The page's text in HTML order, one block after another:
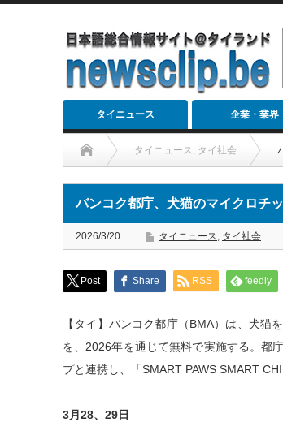
タイニュース 企業・業界
タイニュース, タイ社会
バンコク都庁、犬猫のマイクロチ
2026/3/20 タイニュース, タイ社会
Post Share RSS feedly
【タイ】バンコク都庁（BMA）は、犬猫
を、2026年を通じて無料で実施する。都
プと連携し、「SMART PAWS SMART
3月28、29日